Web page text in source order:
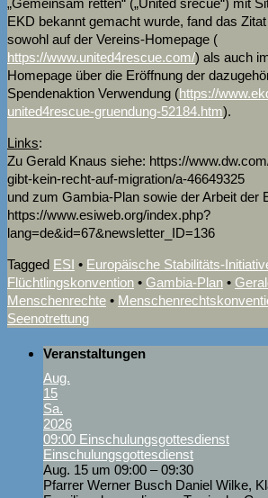
„Gemeinsam retten“ („United srecue“) mit
EKD bekannt gemacht wurde, fand das
sowohl auf der Vereins-Homepage (
https://www.united4rescue.com/) als auch
Homepage über die Eröffnung der
Spendenaktion Verwendung (https://
united4rescue-gruendung-52184.htm).
Links:
Zu Gerald Knaus siehe: https://
gibt-kein-recht-auf-migration/a-46649325
und zum Gambia-Plan sowie der Arbeit der
https://www.esiweb.org/index.php?
lang=de&id=67&newsletter_ID=136
Tagged ESI • Europäische Stabilitäts-
Flüchtlingskonvention • Gambia-Plan •
Menschenrechte •
Seenotrettung
Veranstaltungen
Aug.
15
Sa.
2026
09:00 Einschulungsgottesdienst
Einschulungsgottesdienst
Aug. 15 um 09:00 – 09:30
Pfarrer Werner Busch Daniel Wilke,